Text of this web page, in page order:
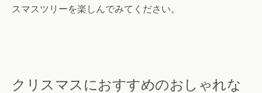
スマスツリーを楽しんでみてください。
クリスマスにおすすめのおしゃれな